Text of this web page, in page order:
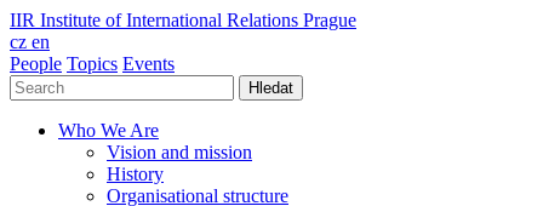
IIR Institute of International Relations Prague
cz en
People Topics Events
Hledat
Who We Are
Vision and mission
History
Organisational structure